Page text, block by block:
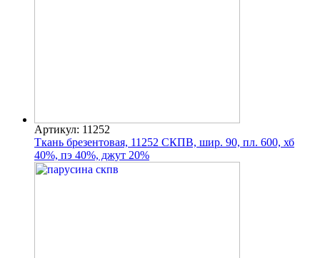
Артикул: 11252
Ткань брезентовая, 11252 СКПВ, шир. 90, пл. 600, хб
40%, пэ 40%, джут 20%